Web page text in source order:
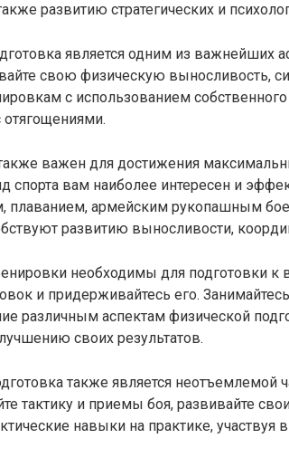
развитию стратегических и
является одним из важнейших
свою физическую выносливость,
с использованием собственного
важен для достижения
спорта вам наиболее интересен и
плаванием, армейским рукопашным
развитию выносливости,
необходимы для подготовки к
и придерживайтесь его.
различным аспектам физической
своих результатов.
также является неотъемлемой
тактику и приемы боя, развивайте
навыки на практике, участвуя